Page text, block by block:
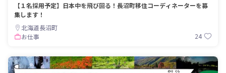
【１名採用予定】日本中を飛び回る！長沼町移住コーディネーターを募
集します！
北海道長沼町
お仕事
24